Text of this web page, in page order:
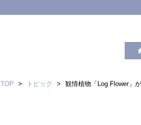
TOP > トピック > 観情植物「Log Flower」